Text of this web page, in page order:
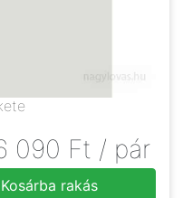
090 Ft / pár
Kosárba rakás